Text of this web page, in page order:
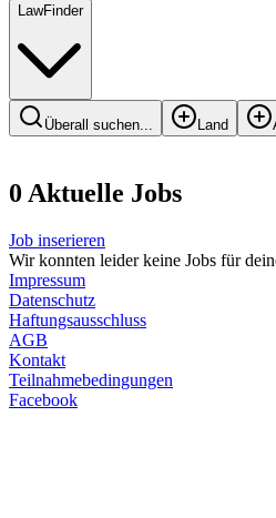
LawFinder
Überall suchen... Land
0 Aktuelle Jobs
Job inserieren
Wir konnten leider keine Jobs für
Impressum
Datenschutz
Haftungsausschluss
AGB
Kontakt
Teilnahmebedingungen
Facebook